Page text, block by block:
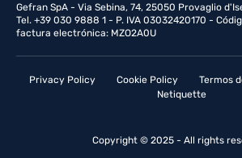
Gefran SpA - Via Sebina, 74, 25050 Provaglio
Tel. +39 030 9888 1 - P. IVA 03032420170 -
factura electrónica: MZO2A0U
Privacy Policy Cookie Policy
Termos
Netiquette
Copyright © 2025 - All rights